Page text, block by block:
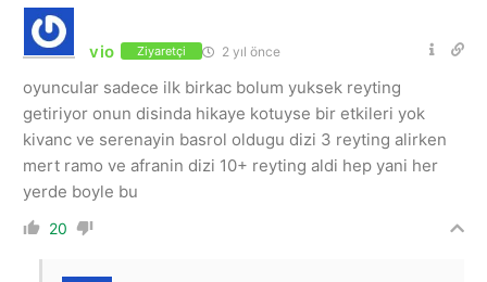
vio Ziyaretçi 2 yıl önce
oyuncular sadece ilk birkac bolum yuksek reyting
getiriyor onun disinda hikaye kotuyse bir etkileri yok
kivanc ve serenayin basrol oldugu dizi 3 reyting alirken
mert ramo ve afranin dizi 10+ reyting aldi hep yani her
yerde boyle bu
20